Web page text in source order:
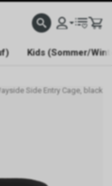
Kids (Sommer/
Side Entry Cage, black